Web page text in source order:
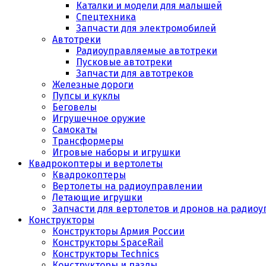
Каталки и модели для малышей
Спецтехника
Запчасти для электромобилей
Автотреки
Радиоуправляемые автотреки
Пусковые автотреки
Запчасти для автотреков
Железные дороги
Пупсы и куклы
Беговелы
Игрушечное оружие
Самокаты
Трансформеры
Игровые наборы и игрушки
Квадрокоптеры и вертолеты
Квадрокоптеры
Вертолеты на радиоуправлении
Летающие игрушки
Запчасти для вертолетов и дронов на
Конструкторы
Конструкторы Армия России
Конструкторы SpaceRail
Конструкторы Technics